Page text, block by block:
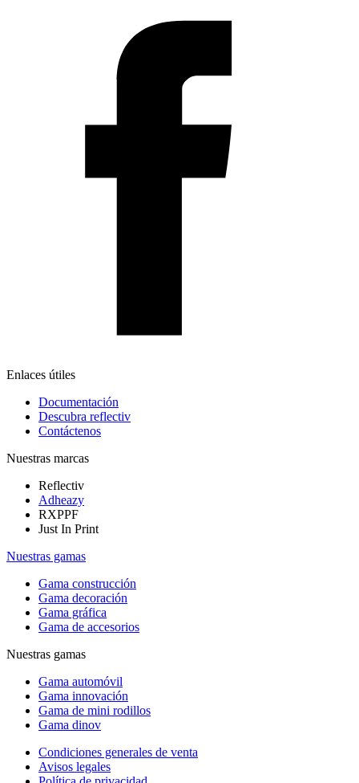
Enlaces útiles
Documentación
Descubra reflectiv
Contáctenos
Nuestras marcas
Reflectiv
Adheazy
RXPPF
Just In Print
Nuestras gamas
Gama construcción
Gama decoración
Gama gráfica
Gama de accesorios
Nuestras gamas
Gama automóvil
Gama innovación
Gama de mini rodillos
Gama dinov
Condiciones generales de venta
Avisos legales